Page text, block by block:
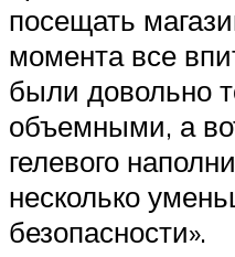
посещать
момента все
были довольно
объемными, а
гелевого
несколько
безопасности».